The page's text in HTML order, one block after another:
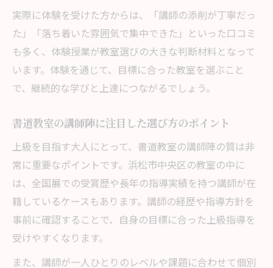
実際に体験を受けた方からは、「講師の添削が丁寧だっ
た」「落ち着いた雰囲気で集中できた」といった口コミ
も多く、体験授業が教室選びの大きな判断材料となって
います。体験を通じて、目標に合った教室を選ぶこと
で、継続的な学びと上達につながるでしょう。
書道教室の講師陣に注目した選び方のポイント
上級を目指す大人にとって、書道教室の講師陣の質は非
常に重要なポイントです。浜松市中央区の教室の中に
は、全国展での受賞歴や長年の指導実績を持つ講師が在
籍しているケースもあります。講師の経歴や指導方針を
事前に確認することで、自身の目標に合った上級指導を
受けやすくなります。
また、講師が一人ひとりのレベルや課題に合わせて個別